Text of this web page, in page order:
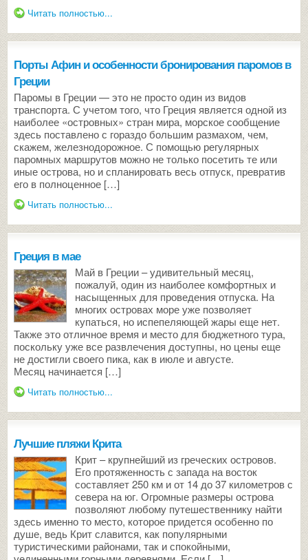
Читать полностью...
Порты Афин и особенности бронирования паромов в
Греции
Паромы в Греции — это не просто один из видов
транспорта. С учетом того, что Греция является одной из
наиболее «островных» стран мира, морское сообщение
здесь поставлено с гораздо большим размахом, чем,
скажем, железнодорожное. С помощью регулярных
паромных маршрутов можно не только посетить те или
иные острова, но и спланировать весь отпуск, превратив
его в полноценное […]
Читать полностью...
Греция в мае
Май в Греции – удивительный месяц,
пожалуй, один из наиболее комфортных и
насыщенных для проведения отпуска. На
многих островах море уже позволяет
купаться, но испепеляющей жары еще нет.
Также это отличное время и место для бюджетного тура,
поскольку уже все развлечения доступны, но цены еще
не достигли своего пика, как в июле и августе.
Месяц начинается […]
Читать полностью...
Лучшие пляжи Крита
Крит – крупнейший из греческих островов.
Его протяженность с запада на восток
составляет 250 км и от 14 до 37 километров с
севера на юг. Огромные размеры острова
позволяют любому путешественнику найти
здесь именно то место, которое придется особенно по
душе, ведь Крит славится, как популярными
туристическими районами, так и спокойными,